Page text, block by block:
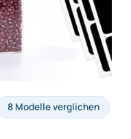
8 Modelle verglichen